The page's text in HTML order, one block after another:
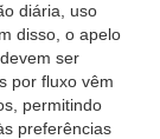
diária, uso
disso, o apelo
ser
por fluxo vêm
permitindo
preferências